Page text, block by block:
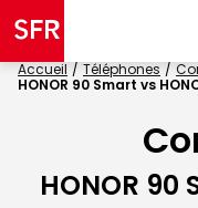
Accueil Téléphones
HONOR 90 Smart vs
HONOR 90